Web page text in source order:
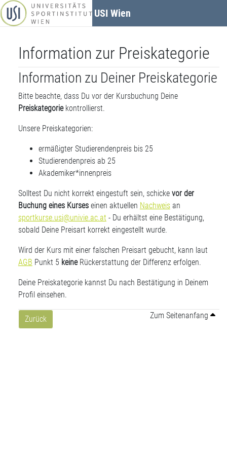
Zum Hauptinhalt
USI Wien
Information zur Preiskategorie
Information zu Deiner Preiskategorie
Bitte beachte, dass Du vor der Kursbuchung Deine
Preiskategoriekontrollierst.
Unsere Preiskategorien:
ermäßigter Studierendenpreis bis 25
Studierendenpreis ab 25
Akademiker*innenpreis
Solltest Du nicht korrekt eingestuft sein, schicke vor der
Buchung eines Kurses einen aktuellen Nachweisan
sportkurse.usi@univie.ac.at - Du erhältst eine Bestätigung,
sobald Deine Preisart korrekt eingestellt wurde.
Wird der Kurs mit einer falschen Preisart gebucht, kann laut
AGB Punkt 5 keine Rückerstattung der Differenz erfolgen.
Deine Preiskategorie kannst Du nach Bestätigung in Deinem
Profil einsehen.
Zurück Zum Seitenanfang